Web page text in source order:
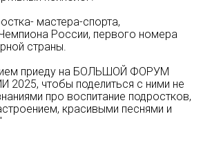
мастера-спорта,
России, первого номера
страны.
приеду на БОЛЬШОЙ ФОРУМ
чтобы поделиться с ними не
про воспитание подростков,
красивыми песнями и